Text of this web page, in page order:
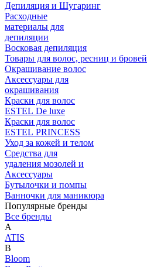
Депиляция и Шугаринг
Расходные
материалы для
депиляции
Восковая депиляция
Товары для волос, ресниц и бровей
Окрашивание волос
Аксессуары для
окрашивания
Краски для волос
ESTEL De luxe
Краски для волос
ESTEL PRINCESS
Уход за кожей и телом
Средства для
удаления мозолей и
Аксессуары
Бутылочки и помпы
Ванночки для маникюра
Популярные бренды
Все бренды
A
ATIS
B
Bloom